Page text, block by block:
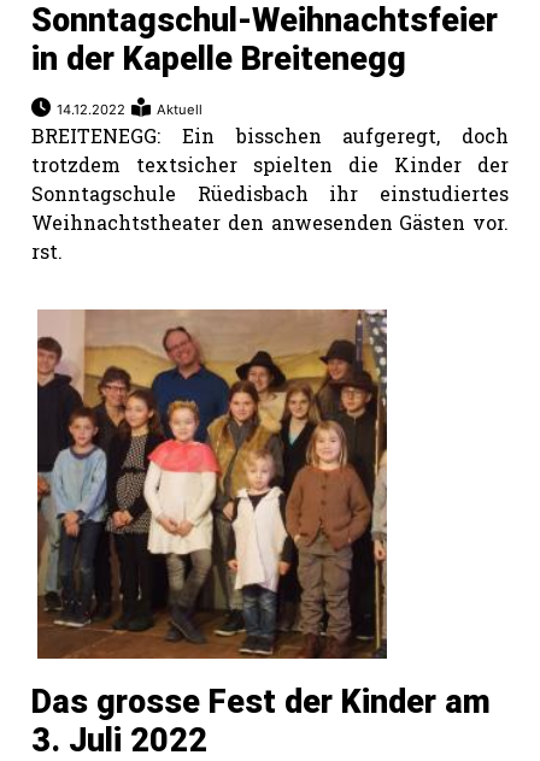
Sonntagschul-Weihnachtsfeier
in der Kapelle Breitenegg
14.12.2022 Aktuell
BREITENEGG: Ein bisschen aufgeregt, doch
trotzdem textsicher spielten die Kinder der
Sonntagschule Rüedisbach ihr einstudiertes
Weihnachtstheater den anwesenden Gästen vor.
rst.
Das grosse Fest der Kinder am
3. Juli 2022